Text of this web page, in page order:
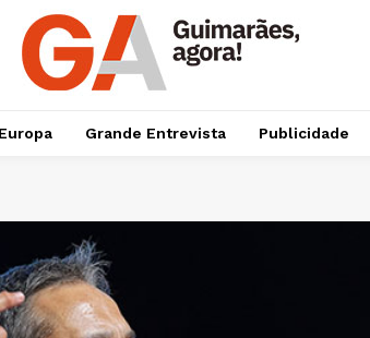
Europa Grande Entrevista Publicidade